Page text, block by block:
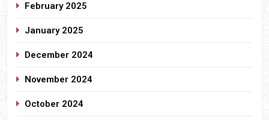
February 2025
January 2025
December 2024
November 2024
October 2024